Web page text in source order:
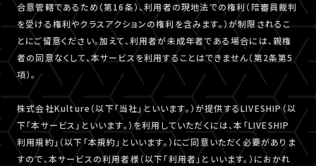
合意管轄であるため（第16条）、利用者の現地法での権利（陪審員裁判
を受ける権利やクラスアクションの権利を含みます。）が制限されるこ
とにご留意ください。加えて、利用者が未成年者である場合には、親権
者の同意なくして、本サービスを利用することはできません（第2条第5
項）。
株式会社Kulture（以下「当社」といいます。）が提供するLIVESHIP（以
下「本サービス」といいます。）を利用していただくには、本「LIVESHIP
利用規約」（以下「本規約」といいます。）にご同意いただく必要がありま
すので、本サービスの利用者様（以下「利用者」といいます。）におかれ